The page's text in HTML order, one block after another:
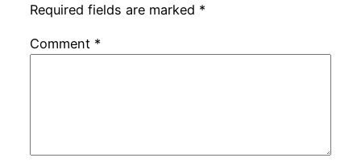
Required fields are marked *
Comment *